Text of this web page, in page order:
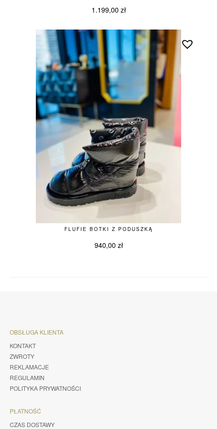
1.199,00 zł
FLUFIE BOTKI Z PODUSZKĄ
940,00 zł
OBSŁUGA KLIENTA
KONTAKT
ZWROTY
REKLAMACJE
REGULAMIN
POLITYKA PRYWATNOŚCI
PŁATNOŚĆ
CZAS DOSTAWY